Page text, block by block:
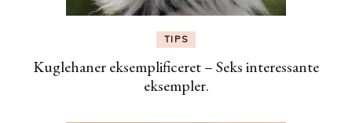
TIPS
Kuglehaner eksemplificeret – Seks interessante
eksempler.